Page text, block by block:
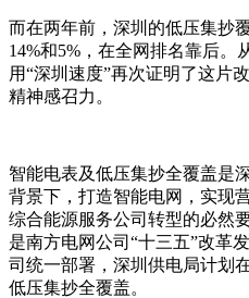
而在两年前，深圳的低压集抄
14%和5%，在全网排名靠后。
用“深圳速度”再次证明了这片
精神感召力。
智能电表及低压集抄全覆盖是
背景下，打造智能电网，实现
综合能源服务公司转型的必然
是南方电网公司“十三五”改革
司统一部署，深圳供电局计划
低压集抄全覆盖。